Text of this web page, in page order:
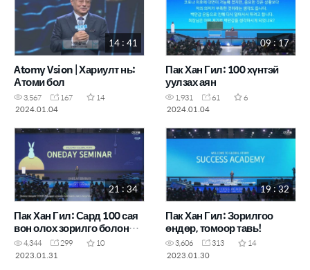
14 : 41
Atomy Vsion | Хариулт нь:
Атоми бол
3,567 167
14
2024.01.04
09 : 17
Пак Хан Гил: 100 хүнтэй
уулзах аян
1,931 61
6
2024.01.04
21 : 34
Пак Хан Гил: Сард 100 сая
вон олох зорилго болон
сорилт
4,344 299
10
2023.01.31
19 : 32
Пак Хан Гил: Зорилгоо
өндөр, томоор тавь!
3,606 313
14
2023.01.30